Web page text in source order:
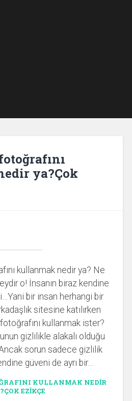
ya?Çok
kullanmak nedir ya? Ne
o! İnsanın biraz kendine
bir insan herhangi bir
sitesine katılırken
kullanmak ister?
gizlilikle alakalı olduğu
sorun sadece gizlilik
güveni de ayrı bir…
KULLANMAK NEDIR
EZIKÇE